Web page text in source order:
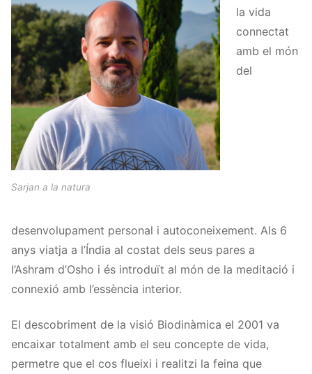
Sarjan a la natura
la vida
connectat
amb el món
del
desenvolupament personal i autoconeixement. Als 6
anys viatja a l’Índia al costat dels seus pares a
l’Ashram d’Osho i és introduït al món de la meditació i
connexió amb l’essència interior.
El descobriment de la visió Biodinàmica el 2001 va
encaixar totalment amb el seu concepte de vida,
permetre que el cos flueixi i realitzi la feina que